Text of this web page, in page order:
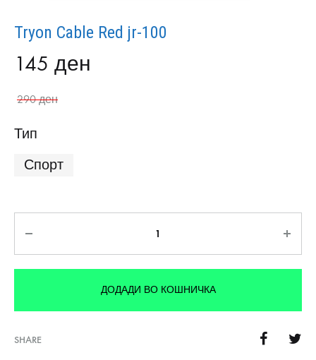
Tryon Cable Red jr-100
145 ден
290ден
Тип
Спорт
ДОДАДИ ВО КОШНИЧКА
SHARE